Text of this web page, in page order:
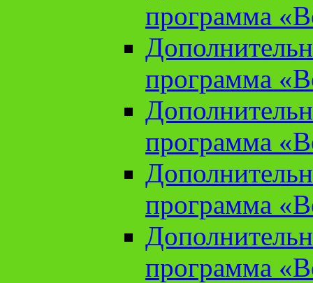
программа
программа
программа
программа
программа